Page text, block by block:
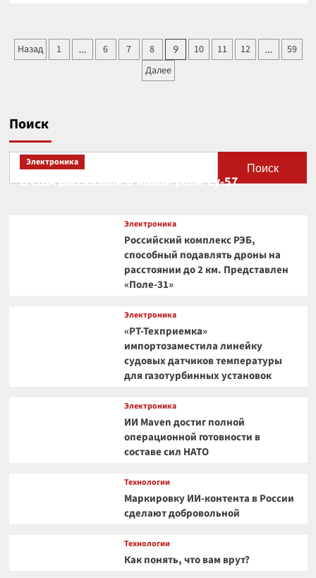
лишь
за
Пагинация
Назад 1 … 6 7 8 9 10 11 12 …
59
Далее
Поиск
Поиск
Электроника
В США рассказали о новой роли Су-57
Электроника
Российский комплекс РЭБ,
способный подавлять дроны на
расстоянии до 2 км. Представлен
«Поле-31»
Электроника
«РТ-Техприемка»
импортозаместила линейку
судовых датчиков температуры
для газотурбинных установок
Электроника
ИИ Maven достиг полной
операционной готовности в
составе сил НАТО
Технологии
Маркировку ИИ-контента в России
сделают добровольной
Технологии
Как понять, что вам врут?